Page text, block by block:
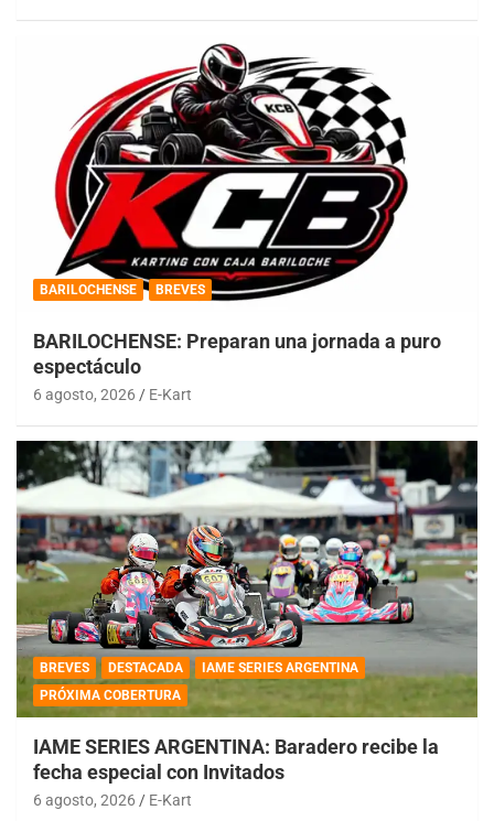
BARILOCHENSE BREVES
BARILOCHENSE: Preparan una jornada a puro
espectáculo
6 agosto, 2026 E-Kart
BREVES DESTACADA
IAME SERIES ARGENTINA
PRÓXIMA COBERTURA
IAME SERIES ARGENTINA: Baradero recibe la
fecha especial con Invitados
6 agosto, 2026 E-Kart